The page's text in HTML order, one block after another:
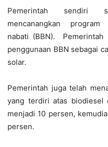
Pemerintah sendiri
mencanangkan program
nabati (BBN).
penggunaan BBN sebagai
solar.
Pemerintah juga telah
yang terdiri atas biodiesel
menjadi 10 persen,
persen.